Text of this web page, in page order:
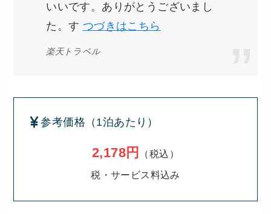
いいです。ありがとうございまし
た。す つづきはこちら
楽天トラベル
参考価格（1泊あたり）
2,178円
（税込）
税・サービス料込み